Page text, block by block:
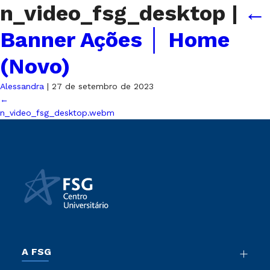
n_video_fsg_desktop | ←
Banner Ações │ Home
(Novo)
Alessandra | 27 de setembro de 2023
←
n_video_fsg_desktop.webm
A FSG